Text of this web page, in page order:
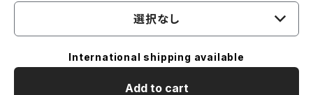
選択なし
International shipping available
Add to cart